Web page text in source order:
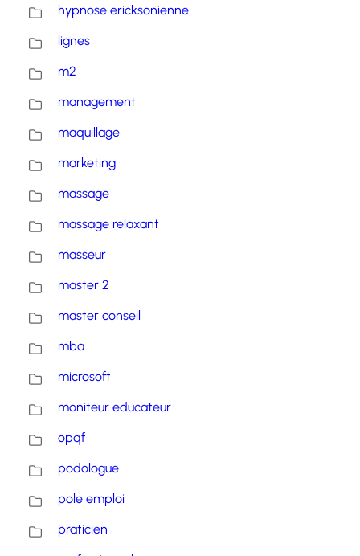
hypnose ericksonienne
lignes
m2
management
maquillage
marketing
massage
massage relaxant
masseur
master 2
master conseil
mba
microsoft
moniteur educateur
opqf
podologue
pole emploi
praticien